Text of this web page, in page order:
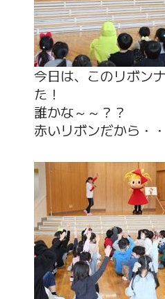
今日は、このリボン
た！
誰かな～～？？
赤いリボンだから・